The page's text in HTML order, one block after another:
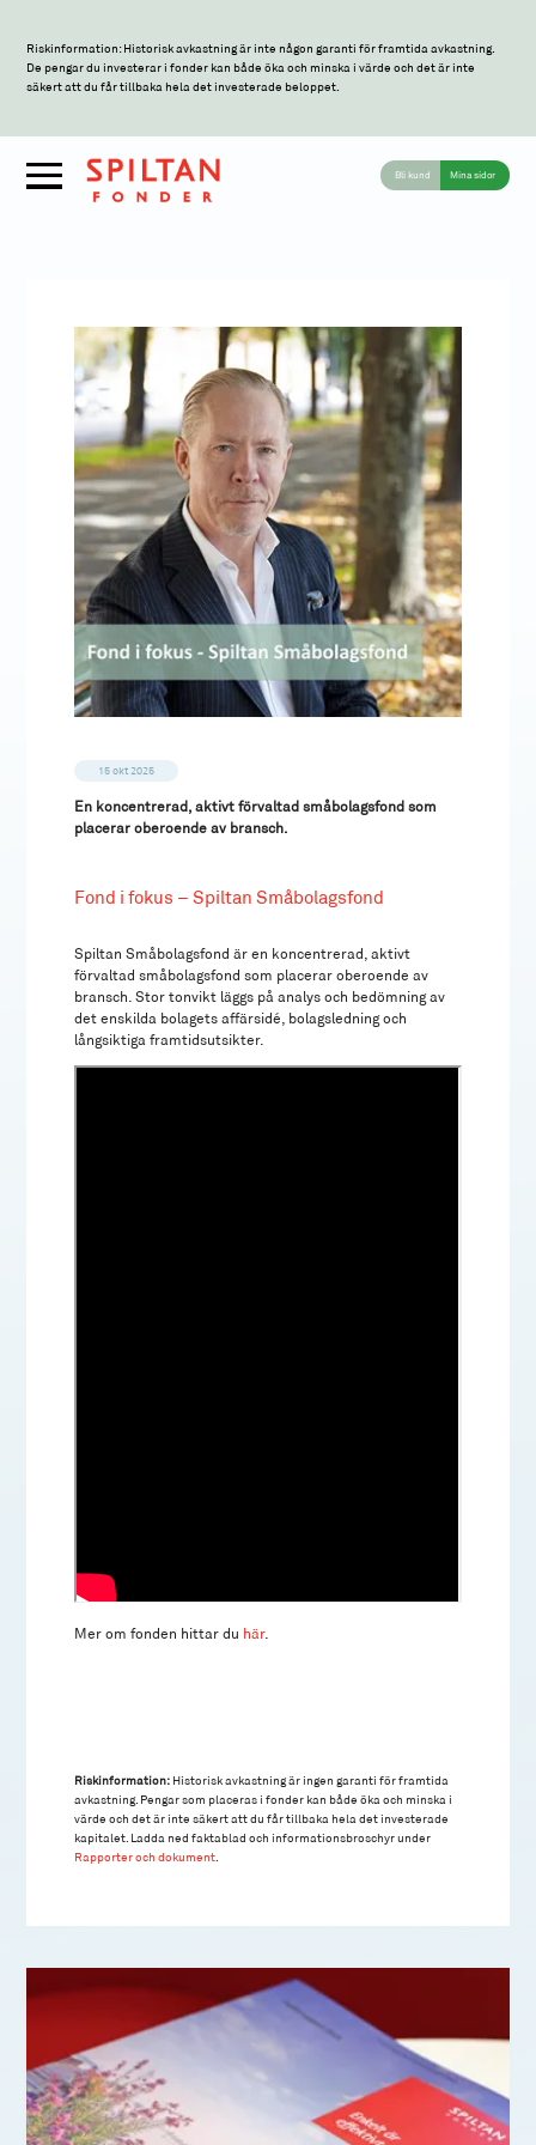
Riskinformation: Historisk avkastning är inte någon garanti för framtida avkastning.
De pengar du investerar i fonder kan både öka och minska i värde och det är inte
säkert att du får tillbaka hela det investerade beloppet.
Bli kund Mina sidor
15 okt 2025
En koncentrerad, aktivt förvaltad småbolagsfond som
placerar oberoende av bransch.
Fond i fokus – Spiltan Småbolagsfond
Spiltan Småbolagsfond är en koncentrerad, aktivt
förvaltad småbolagsfond som placerar oberoende av
bransch. Stor tonvikt läggs på analys och bedömning av
det enskilda bolagets affärsidé, bolagsledning och
långsiktiga framtidsutsikter.
Mer om fonden hittar du här.
Riskinformation: Historisk avkastning är ingen garanti för framtida
avkastning. Pengar som placeras i fonder kan både öka och minska i
värde och det är inte säkert att du får tillbaka hela det investerade
kapitalet. Ladda ned faktablad och informationsbroschyr under
Rapporter och dokument